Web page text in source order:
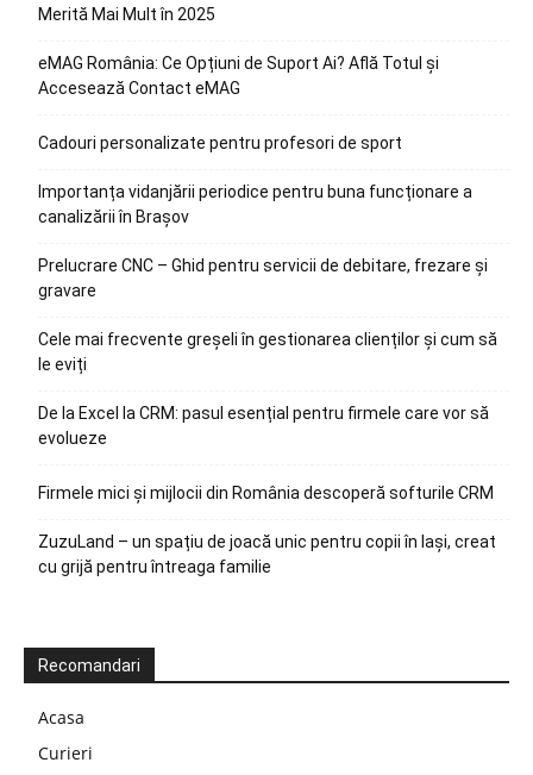
Merită Mai Mult în 2025
eMAG România: Ce Opțiuni de Suport Ai? Află Totul și
Accesează Contact eMAG
Cadouri personalizate pentru profesori de sport
Importanța vidanjării periodice pentru buna funcționare a
canalizării în Brașov
Prelucrare CNC – Ghid pentru servicii de debitare, frezare și
gravare
Cele mai frecvente greșeli în gestionarea clienților și cum să
le eviți
De la Excel la CRM: pasul esențial pentru firmele care vor să
evolueze
Firmele mici și mijlocii din România descoperă softurile CRM
ZuzuLand – un spațiu de joacă unic pentru copii în Iași, creat
cu grijă pentru întreaga familie
Recomandari
Acasa
Curieri